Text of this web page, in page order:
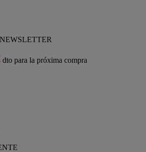
dto para la próxima compra